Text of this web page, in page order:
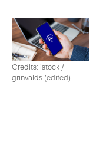
Credits: istock /
grinvalds (edited)